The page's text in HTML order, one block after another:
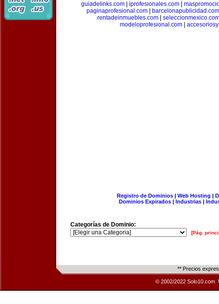
guiadelinks.com
iprofesionales.com
paginaprofesional.com|
barcelonapublicidad.com
rentadeinmuebles.com
modeloprofesional.com
Registro de Dominios| Web Hosting |
Dominios Expirados | Industrias |
Categorías de Dominio:
[Pág.
** Precios
© 2002/2022 Solo10.com